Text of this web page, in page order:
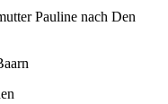
Pauline nach Den